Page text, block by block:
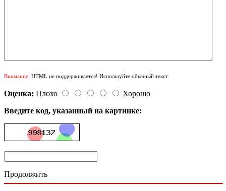
Внимание: HTML не поддерживается! Используйте обычный текст.
Оценка: Плохо
Хорошо
Введите код, указанный на картинке:
Продолжить